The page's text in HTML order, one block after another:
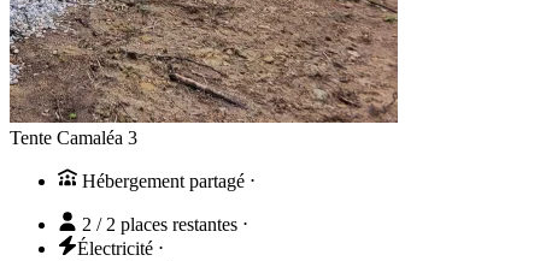
Tente Camaléa 3
Hébergement partagé ⋅
2 / 2 places restantes ⋅
Électricité ⋅